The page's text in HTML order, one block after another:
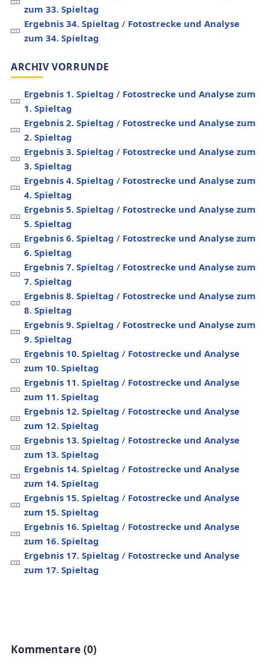
zum 33. Spieltag
Ergebnis 34. Spieltag / Fotostrecke und Analyse
zum 34. Spieltag
ARCHIV VORRUNDE
Ergebnis 1. Spieltag / Fotostrecke und Analyse zum
1. Spieltag
Ergebnis 2. Spieltag / Fotostrecke und Analyse zum
2. Spieltag
Ergebnis 3. Spieltag / Fotostrecke und Analyse zum
3. Spieltag
Ergebnis 4. Spieltag / Fotostrecke und Analyse zum
4. Spieltag
Ergebnis 5. Spieltag / Fotostrecke und Analyse zum
5. Spieltag
Ergebnis 6. Spieltag / Fotostrecke und Analyse zum
6. Spieltag
Ergebnis 7. Spieltag / Fotostrecke und Analyse zum
7. Spieltag
Ergebnis 8. Spieltag / Fotostrecke und Analyse zum
8. Spieltag
Ergebnis 9. Spieltag / Fotostrecke und Analyse zum
9. Spieltag
Ergebnis 10. Spieltag / Fotostrecke und Analyse
zum 10. Spieltag
Ergebnis 11. Spieltag / Fotostrecke und Analyse
zum 11. Spieltag
Ergebnis 12. Spieltag / Fotostrecke und Analyse
zum 12. Spieltag
Ergebnis 13. Spieltag / Fotostrecke und Analyse
zum 13. Spieltag
Ergebnis 14. Spieltag / Fotostrecke und Analyse
zum 14. Spieltag
Ergebnis 15. Spieltag / Fotostrecke und Analyse
zum 15. Spieltag
Ergebnis 16. Spieltag / Fotostrecke und Analyse
zum 16. Spieltag
Ergebnis 17. Spieltag / Fotostrecke und Analyse
zum 17. Spieltag
Kommentare (0)